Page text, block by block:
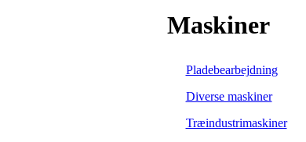
Maskiner
Pladebearbejdning
Diverse maskiner
Træindustrimaskiner